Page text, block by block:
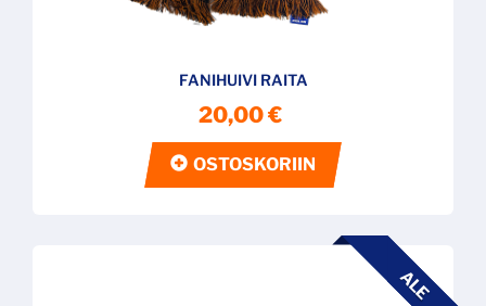
FANIHUIVI RAITA
20,00 €
OSTOSKORIIN
ALE